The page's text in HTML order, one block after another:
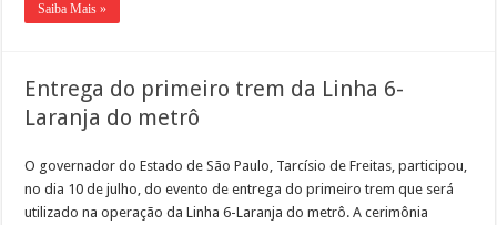
Saiba Mais »
Entrega do primeiro trem da Linha 6-
Laranja do metrô
O governador do Estado de São Paulo, Tarcísio de Freitas, participou,
no dia 10 de julho, do evento de entrega do primeiro trem que será
utilizado na operação da Linha 6-Laranja do metrô. A cerimônia